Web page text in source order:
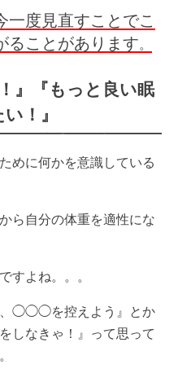
一度見直すことでこ
ることがあります。
』『もっと良い眠
！』
めに何かを意識している
ら自分の体重を適性にな
すよね。。。
、◯◯◯を控えよう』とか
しなきゃ！』って思って